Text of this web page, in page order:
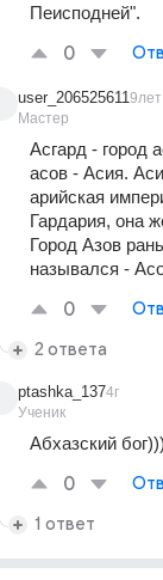
Пеисподней".
0
user_206525611
Мастер
9лет
Асгард - город
асов - Асия.
арийская
Гардария, она
Город Азов
назывался -
0
2 ответа
ptashka_137
Ученик
4г
Абхазский
0
1 ответ